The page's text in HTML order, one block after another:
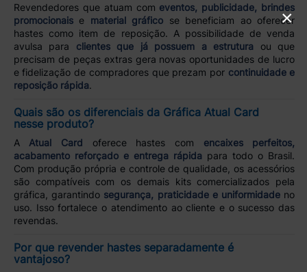
Revendedores que atuam com eventos, publicidade, brindes
promocionaise material gráfico se beneficiam ao oferecer
hastes como item de reposição. A possibilidade de venda
avulsa para clientes que já possuem a estrutura ou que
precisam de peças extras gera novas oportunidades de lucro
e fidelização de compradores que prezam por continuidade e
reposição rápida.
Quais são os diferenciais da Gráfica Atual Card
nesse produto?
AAtual Card oferece hastes com encaixes perfeitos,
acabamento reforçado e entrega rápida para todo o Brasil.
Com produção própria e controle de qualidade, os acessórios
são compatíveis com os demais kits comercializados pela
gráfica, garantindo segurança, praticidade e uniformidadeno
uso. Isso fortalece o atendimento ao cliente e o sucesso das
revendas.
Por que revender hastes separadamente é
vantajoso?
×